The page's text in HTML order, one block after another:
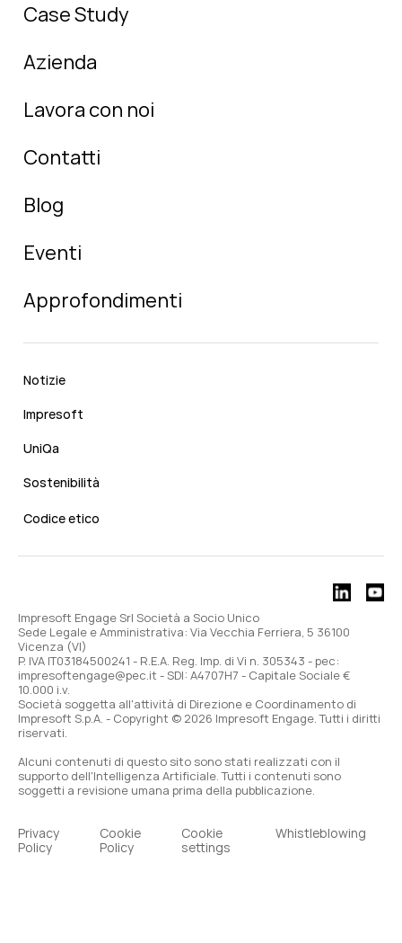
Case Study
Azienda
Lavora con noi
Contatti
Blog
Eventi
Approfondimenti
Notizie
Impresoft
UniQa
Sostenibilità
Codice etico
Impresoft Engage Srl Società a Socio Unico
Sede Legale e Amministrativa: Via Vecchia Ferriera, 5 36100
Vicenza (VI)
P. IVA IT03184500241 - R.E.A. Reg. Imp. di Vi n. 305343 - pec:
impresoftengage@pec.it - SDI: A4707H7 - Capitale Sociale €
10.000 i.v.
Società soggetta all'attività di Direzione e Coordinamento di
Impresoft S.p.A. - Copyright © 2026 Impresoft Engage. Tutti i diritti
riservati.
Alcuni contenuti di questo sito sono stati realizzati con il
supporto dell'Intelligenza Artificiale. Tutti i contenuti sono
soggetti a revisione umana prima della pubblicazione.
Privacy
Policy
Cookie
Policy
Cookie
settings
Whistleblowing